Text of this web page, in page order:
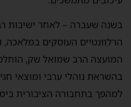
בשנה שעברה – לאחר ישיבות
הרלוונטיים העוסקים במלאכה,
המועצה הרב שמואל שק,
בהשראת נוהלי ערבי ומוצאי
למהפך בתחבורה הציבורית